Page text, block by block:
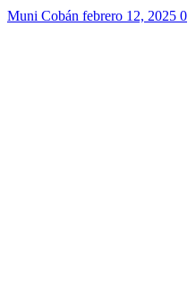
Muni Cobán febrero 12, 2025 0